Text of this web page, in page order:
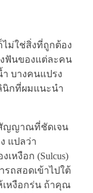
ไม่ใช่สิ่งที่ถูกต้อง
งฟันของแต่ละคน
บางคนแปรง
กที่ผมแนะนำ
ญญาณที่ชัดเจน
แปลว่า
หงือก (Sulcus)
ถสอดเข้าไปใต้
เหงือกร่น ถ้าคุณ